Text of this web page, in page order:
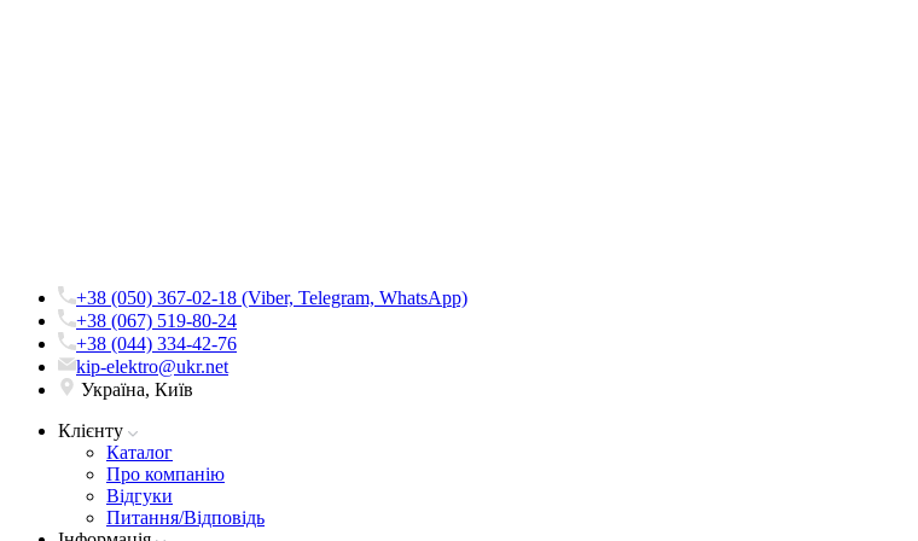
+38 (050) 367-02-18 (Viber, Telegram, WhatsApp)
+38 (067) 519-80-24
+38 (044) 334-42-76
kip-elektro@ukr.net
Україна, Київ
Клієнту
Каталог
Про компанію
Вiдгуки
Питання/Відповідь